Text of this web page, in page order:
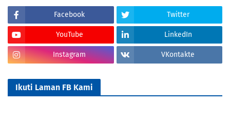
Facebook Twitter
YouTube LinkedIn
Instagram VKontakte
Ikuti Laman FB Kami